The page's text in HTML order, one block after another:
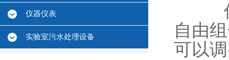
仪器仪表
实验室污水处理设备
仪
自由
可以